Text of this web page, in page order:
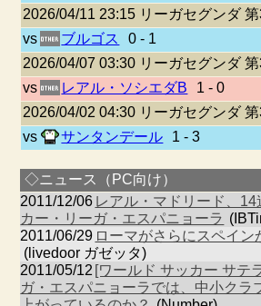
2026/04/11 23:15 リーガセグンダ
vs
ブルゴス
0 - 1
2026/04/07 03:30 リーガセグンダ
vs
レアル・ソシエダB
1 - 0
2026/04/02 04:30 リーガセグンダ
vs
サンタンデール 1 - 3
◇ニュース（PC向け）
2011/12/06 レアル・マドリード、
カー・リーガ・エスパニョーラ
2011/06/29 ローマがさらにスペイ
(livedoor ガゼッタ)
2011/05/12 [ワールド サッカー サテ
ガ・エスパニョーラでは、中小クラ